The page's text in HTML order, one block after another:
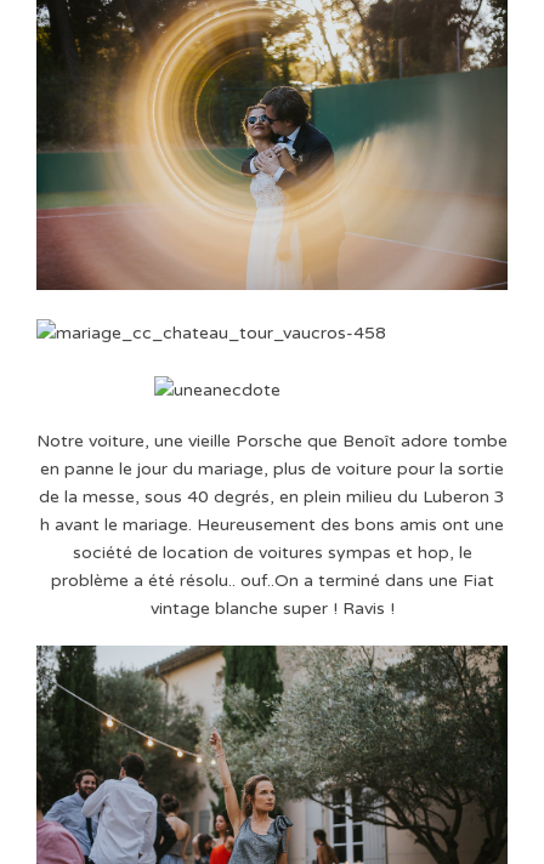
Notre voiture, une vieille Porsche que Benoît adore tombe
en panne le jour du mariage, plus de voiture pour la sortie
de la messe, sous 40 degrés, en plein milieu du Luberon 3
h avant le mariage. Heureusement des bons amis ont une
société de location de voitures sympas et hop, le
problème a été résolu.. ouf..On a terminé dans une Fiat
vintage blanche super ! Ravis !